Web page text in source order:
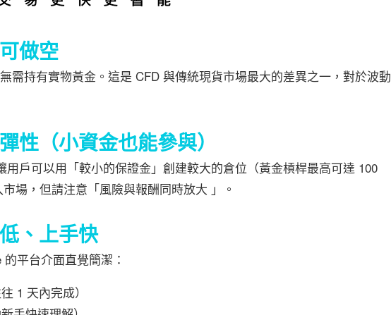
做空
需持有實物黃金。這是 CFD 與傳統現貨市場最大的差異之一，對於波動
性（小資金也能參與）
用戶可以用「較小的保證金」創建較大的倉位（黃金槓桿最高可達 100
場，但請注意「風險與報酬同時放大 」。
、上手快
平台介面直覺簡潔：
1 天內完成）